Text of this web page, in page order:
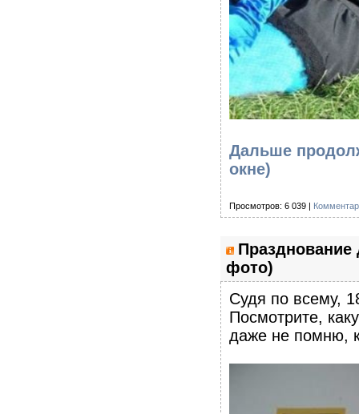
Дальше
окне)
Просмотров: 6 039 |
Празднование
фото)
Судя по всему,
Посмотрите,
даже не помню,